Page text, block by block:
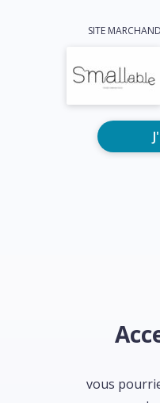
SITE MARCHAND
vous